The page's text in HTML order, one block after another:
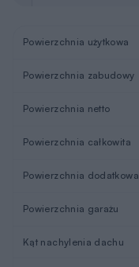
Powierzchnia użytkowa
Powierzchnia zabudowy
Powierzchnia netto
Powierzchnia całkowita
Powierzchnia dodatkowa
Powierzchnia garażu
Kąt nachylenia dachu